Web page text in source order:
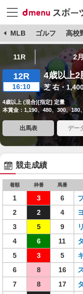
MLB ゴルフ 高校
11R 2
12R
16:10
4歳以上2
芝 右・
4歳以上 (混合)[指定] 定量
本賞金：1,190、480、300、180
出馬表 デー
競走成績
着順 枠番 馬番
1 3 6
2
2 4
3
5 9
4
6 11
5
3 5
6
8 16
7
8 17